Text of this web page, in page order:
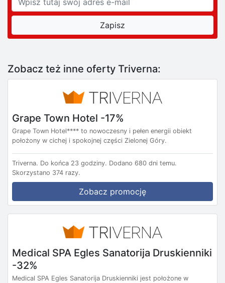
Zobacz też inne oferty Triverna:
Grape Town Hotel -17%
Grape Town Hotel**** to nowoczesny i pełen energii obiekt
położony w cichej i spokojnej części Zielonej Góry.
Triverna. Do końca 23 godziny. Dodano 680 dni temu.
Skorzystano 374 razy.
Zobacz promocję
Medical SPA Egles Sanatorija Druskienniki
-32%
Medical SPA Egles Sanatorija Druskienniki jest położone w